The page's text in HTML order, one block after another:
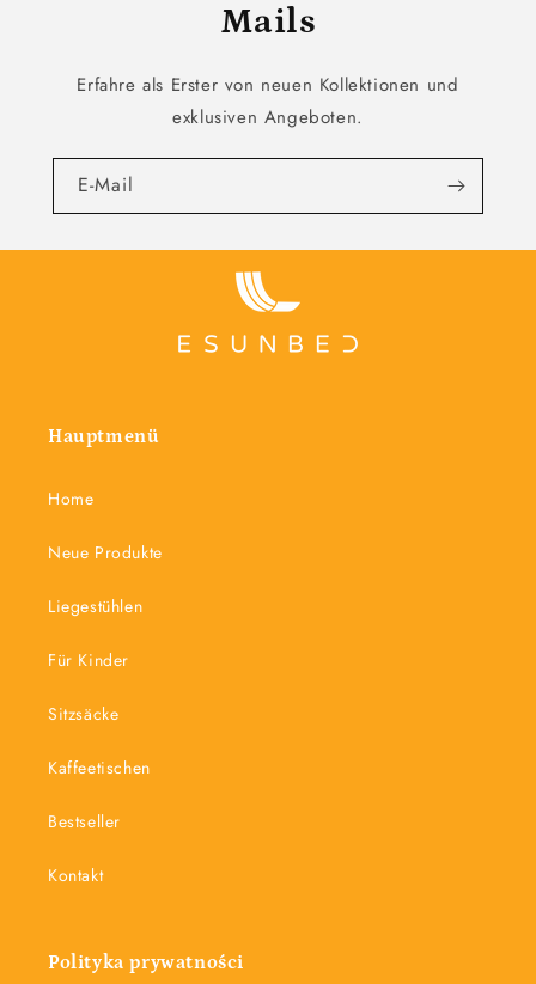
Mails
Erfahre als Erster von neuen Kollektionen und
exklusiven Angeboten.
E-Mail
Hauptmenü
Home
Neue Produkte
Liegestühlen
Für Kinder
Sitzsäcke
Kaffeetischen
Bestseller
Kontakt
Polityka prywatności